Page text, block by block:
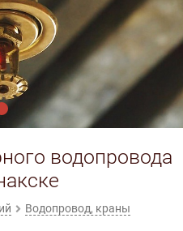
водопровода
Водопровод, краны